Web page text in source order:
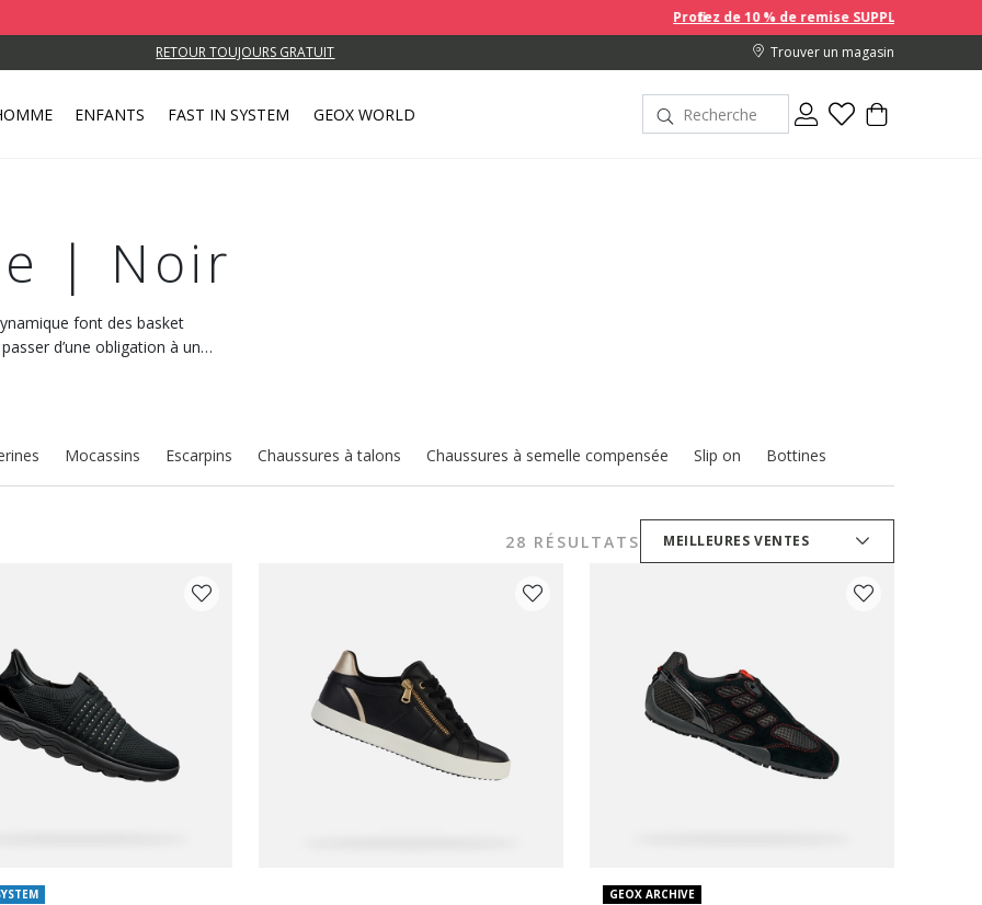
Profitez de 10 % de remise SUPPLÉMENTAIRE sur les prix en
RETOUR TOUJOURS GRATUIT Trouver un magasin
ENFANTS FAST IN SYSTEM GEOX WORLD
| Noir
font des basket
d’une obligation à une
Mocassins Escarpins Chaussures à talons Chaussures à semelle compensée Slip on Bottines
28 RÉSULTATS MEILLEURES VENTES
NOIR
GEOX ARCHIVE